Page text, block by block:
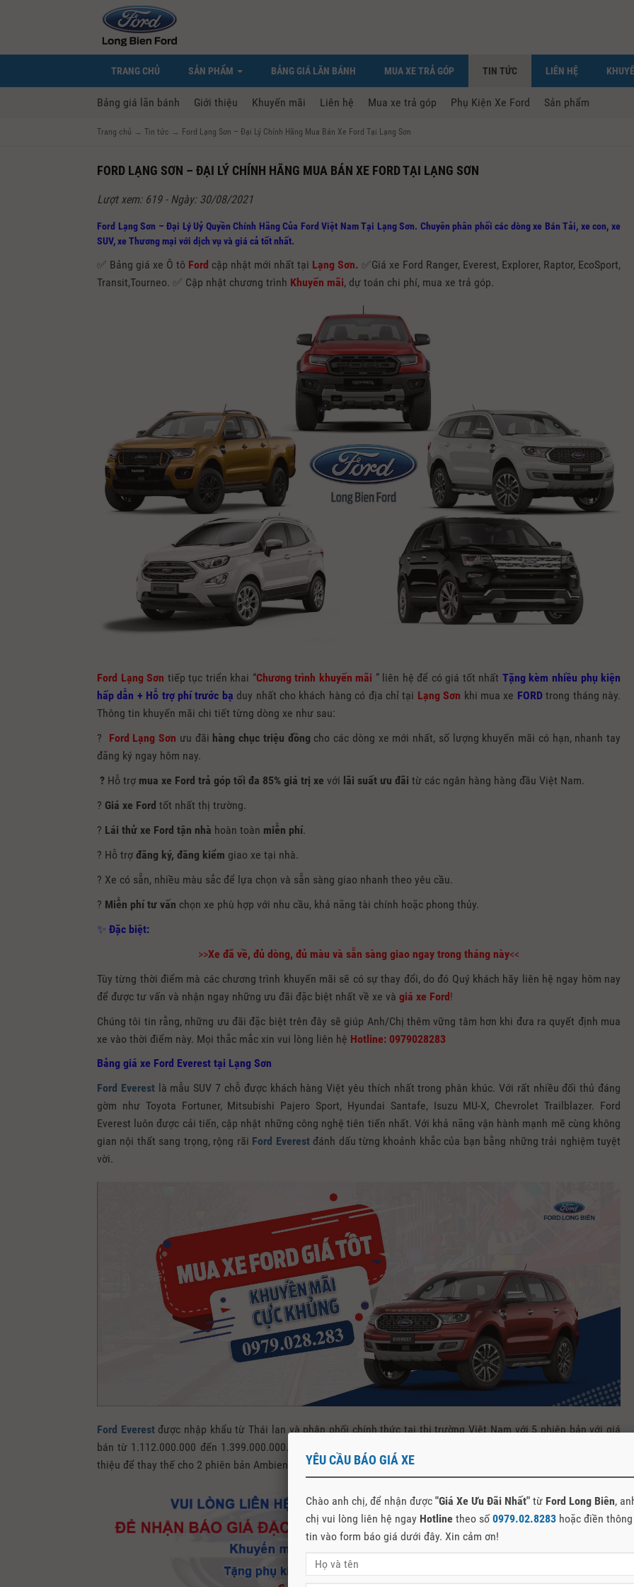
TRANG CHỦ SẢN PHẨM BẢNG GIÁ LĂN BÁNH MUA XE TRẢ GÓP TIN TỨC LIÊN HỆ
Bảng giá lăn bánh Giới thiệu Khuyến mãi Liên hệ Mua xe trả góp Phụ Kiện Xe Ford Sản phẩm
Trang chủ → Tin tức → Ford Lạng Sơn – Đại Lý Chính Hãng Mua Bán Xe Ford Tại Lạng Sơn
FORD LẠNG SƠN – ĐẠI LÝ CHÍNH HÃNG MUA BÁN XE FORD TẠI LẠNG SƠN
Lượt xem: 619 - Ngày: 30/08/2021
Ford Lạng Sơn – Đại Lý Uỷ Quyền Chính Hãng Của Ford Việt Nam Tại Lạng Sơn. Chuyên phân phối các dòng xe Bán Tải, xe con, xe
SUV, xe Thương mại với dịch vụ và giá cả tốt nhất.
✅ Bảng giá xe Ô tô Ford cập nhật mới nhất tại Lạng Sơn. ✅Giá xe Ford Ranger, Everest, Explorer, Raptor, EcoSport,
Transit,Tourneo. ✅ Cập nhật chương trình Khuyến mãi, dự toán chi phí, mua xe trả góp.
Ford Lạng Sơn tiếp tục triển khai “Chương trình khuyến mãi ” liên hệ để có giá tốt nhất Tặng kèm nhiều phụ kiện
hấp dẫn + Hỗ trợ phí trước bạ duy nhất cho khách hàng có địa chỉ tại Lạng Sơn khi mua xe FORDtrong tháng này.
Thông tin khuyến mãi chi tiết từng dòng xe như sau:
? Ford Lạng Sơn ưu đãi hàng chục triệu đồng cho các dòng xe mới nhất, số lượng khuyến mãi có hạn, nhanh tay
đăng ký ngay hôm nay.
? Hỗ trợ mua xe Ford trả góp tối đa 85% giá trị xe với lãi suất ưu đãi từ các ngân hàng hàng đầu Việt Nam.
? Giá xe Ford tốt nhất thị trường.
? Lái thử xe Ford tận nhà hoàn toàn miễn phí.
? Hỗ trợ đăng ký, đăng kiểm giao xe tại nhà.
? Xe có sẵn, nhiều màu sắc để lựa chọn và sẵn sàng giao nhanh theo yêu cầu.
? Miễn phí tư vấn chọn xe phù hợp với nhu cầu, khả năng tài chính hoặc phong thủy.
✨ Đặc biệt:
>>Xe đã về, đủ dòng, đủ màu và sẵn sàng giao ngay trong tháng này<<
Tùy từng thời điểm mà các chương trình khuyến mãi sẽ có sự thay đổi, do đó Quý khách hãy liên hệ ngay hôm nay
để được tư vấn và nhận ngay những ưu đãi đặc biệt nhất về xe và giá xe Ford !
Chúng tôi tin rằng, những ưu đãi đặc biệt trên đây sẽ giúp Anh/Chị thêm vững tâm hơn khi đưa ra quyết định mua
xe vào thời điểm này. Mọi thắc mắc xin vui lòng liên hệ Hotline: 0979028283
Bảng giá xe Ford Everest tại Lạng Sơn
Ford Everestlà mẫu SUV 7 chỗ được khách hàng Việt yêu thích nhất trong phân khúc. Với rất nhiều đối thủ đáng
gờm như Toyota Fortuner, Mitsubishi Pajero Sport, Hyundai Santafe, Isuzu MU-X, Chevrolet Trailblazer. Ford
Everest luôn được cải tiến, cập nhật những công nghệ tiên tiến nhất. Với khả năng vận hành mạnh mẽ cùng không
gian nội thất sang trọng, rộng rãi Ford Everestđánh dấu từng khoảnh khắc của bạn bằng những trải nghiệm tuyệt
vời.
Ford Everestđược nhập khẩu từ Thái lan và phân phối chính thức tại thị trường Việt Nam với 5 phiên bản với giá
bán từ 1.112.000.000 đến 1.399.000.000. Tuy nhiên đầu tháng 03/2021,
thiệu để thay thế cho 2 phiên bản Ambiente và Trend trước đó.
YÊU CẦU BÁO GIÁ XE
Chào anh chị, để nhận được "Giá Xe Ưu Đãi Nhất" từ Ford Long Biên,
chị vui lòng liên hệ ngay Hotline theo số 0979.02.8283 hoặc điền thông
tin vào form báo giá dưới đây. Xin cảm ơn!